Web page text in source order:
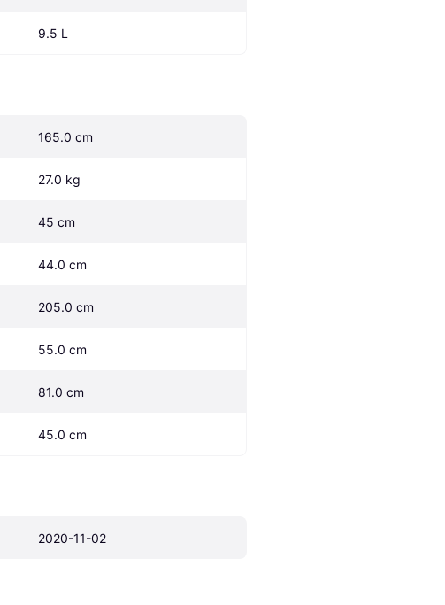
9.5 L
165.0 cm
27.0 kg
45 cm
44.0 cm
205.0 cm
55.0 cm
81.0 cm
45.0 cm
2020-11-02